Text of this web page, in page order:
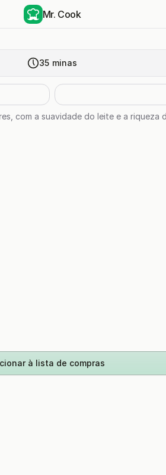
35 minas
com a suavidade do leite e a riqueza
à lista de compras
Mr. Cook